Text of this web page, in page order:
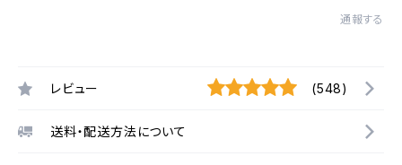
通報する
レビュー (548)
送料・配送方法について